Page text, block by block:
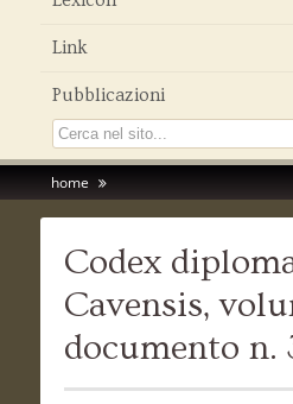
Link
Pubblicazioni
home
Codex
Cavensis,
documento n.